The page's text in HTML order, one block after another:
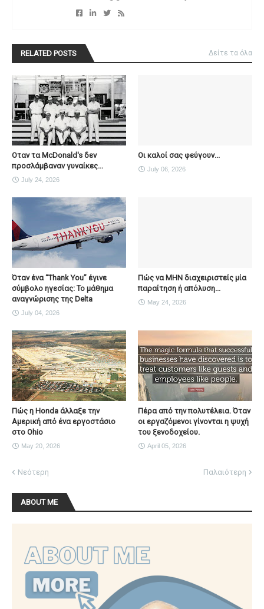
RELATED POSTS Δείτε τα όλα
Οταν τα McDonald's δεν
προσλάμβαναν γυναίκες...
July 24, 2026
Οι καλοί σας φεύγουν...
July 06, 2026
Όταν ένα “Thank You” έγινε
σύμβολο ηγεσίας: Το μάθημα
αναγνώρισης της Delta
July 04, 2026
Πώς να ΜΗΝ διαχειριστείς μία
παραίτηση ή απόλυση...
May 24, 2026
Πώς η Honda άλλαξε την
Αμερική από ένα εργοστάσιο
στο Ohio
May 20, 2026
Πέρα από την πολυτέλεια. Όταν
οι εργαζόμενοι γίνονται η ψυχή
του ξενοδοχείου.
April 05, 2026
Νεότερη Παλαιότερη
ABOUT ME